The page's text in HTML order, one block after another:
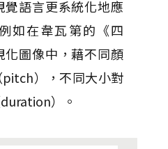
語言更系統化地應
如在韋瓦第的《四
圖像中，藉不同顏
），不同大小對
）。